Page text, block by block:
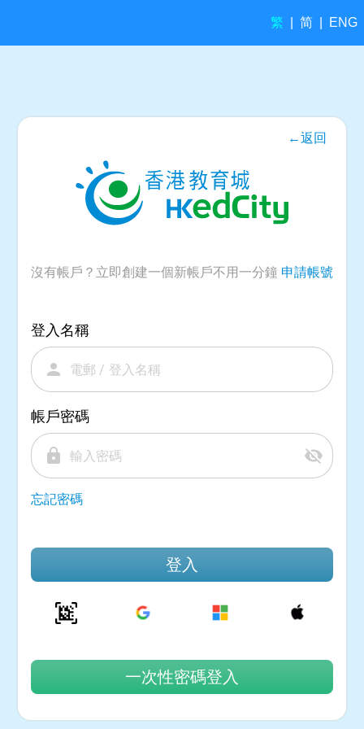
繁 简 ENG
←返回
沒有帳戶？立即創建一個新帳戶不用一分鐘 申請帳號
登入名稱
person
帳戶密碼
lock visibility_off
忘記密碼